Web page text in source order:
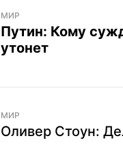
МИР
Путин: Кому
утонет
МИР
Оливер Стоун: